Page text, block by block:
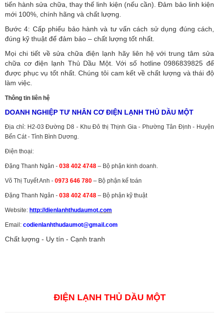
tiến hành sửa chữa, thay thế linh kiện (nếu cần). Đảm bảo linh kiện
mới 100%, chính hãng và chất lượng.
Bước 4: Cấp phiếu bảo hành và tư vấn cách sử dụng đúng cách,
đúng kỹ thuật để đảm bảo – chất lượng tốt nhất.
Mọi chi tiết về sửa chữa điện lạnh hãy liên hệ với trung tâm sửa
chữa cơ điện lạnh Thủ Dầu Một. Với số hotline 0986839825 để
được phục vụ tốt nhất. Chúng tôi cam kết về chất lượng và thái độ
làm việc.
Thông tin liên hệ
DOANH NGHIỆP TƯ NHÂN CƠ ĐIỆN LẠNH THỦ DẦU MỘT
Địa chỉ: H2-03 Đường D8 - Khu Đô thị Thịnh Gia - Phường Tân Định - Huyện
Bến Cát - Tỉnh Bình Dương.
Điện thoại:
Đặng Thanh Ngân - 038 402 4748 – Bộ phận kinh doanh.
Võ Thị Tuyết Anh - 0973 646 780 – Bộ phận kế toán
Đặng Thanh Ngân - 038 402 4748 – Bộ phận kỹ thuật
Website: http://dienlanhthudaumot.com
Email: codienlanhthudaumot@gmail.com
Chất lượng - Uy tín - Cạnh tranh
ĐIỆN LẠNH THỦ DẦU MỘT